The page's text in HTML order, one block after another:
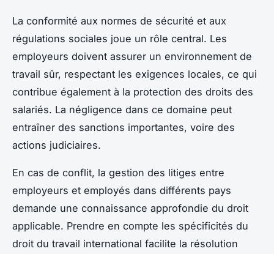
La conformité aux normes de sécurité et aux
régulations sociales joue un rôle central. Les
employeurs doivent assurer un environnement de
travail sûr, respectant les exigences locales, ce qui
contribue également à la protection des droits des
salariés. La négligence dans ce domaine peut
entraîner des sanctions importantes, voire des
actions judiciaires.
En cas de conflit, la gestion des litiges entre
employeurs et employés dans différents pays
demande une connaissance approfondie du droit
applicable. Prendre en compte les spécificités du
droit du travail international facilite la résolution